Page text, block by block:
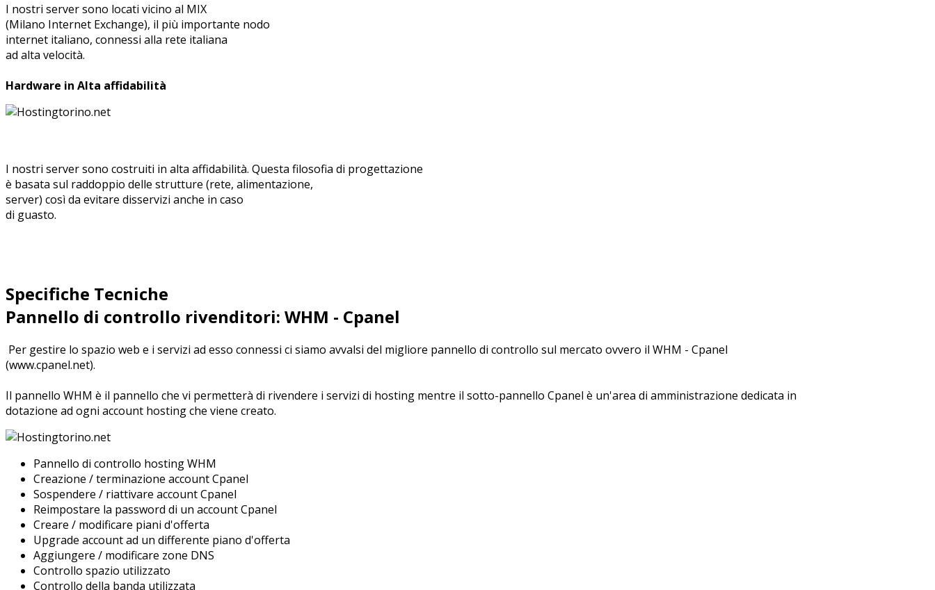
I nostri server sono locati vicino al MIX
(Milano Internet Exchange), il più importante nodo
internet italiano, connessi alla rete italiana
ad alta velocità.
Hardware in Alta affidabilità
I nostri server sono costruiti in alta affidabilità. Questa filosofia di progettazione
è basata sul raddoppio delle strutture (rete, alimentazione,
server) così da evitare disservizi anche in caso
di guasto.
Specifiche Tecniche
Pannello di controllo rivenditori: WHM - Cpanel
Per gestire lo spazio web e i servizi ad esso connessi ci siamo avvalsi del migliore pannello di controllo sul mercato ovvero il WHM - Cpanel
(www.cpanel.net).
Il pannello WHM è il pannello che vi permetterà di rivendere i servizi di hosting mentre il sotto-pannello Cpanel è un'area di amministrazione dedicata in
dotazione ad ogni account hosting che viene creato.
Pannello di controllo hosting WHM
Creazione / terminazione account Cpanel
Sospendere / riattivare account Cpanel
Reimpostare la password di un account Cpanel
Creare / modificare piani d'offerta
Upgrade account ad un differente piano d'offerta
Aggiungere / modificare zone DNS
Controllo spazio utilizzato
Controllo della banda utilizzata